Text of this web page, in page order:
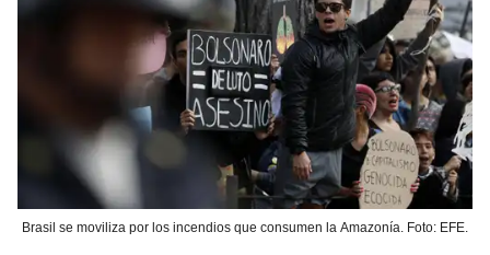
Brasil se moviliza por los incendios que consumen la Amazonía. Foto: EFE.